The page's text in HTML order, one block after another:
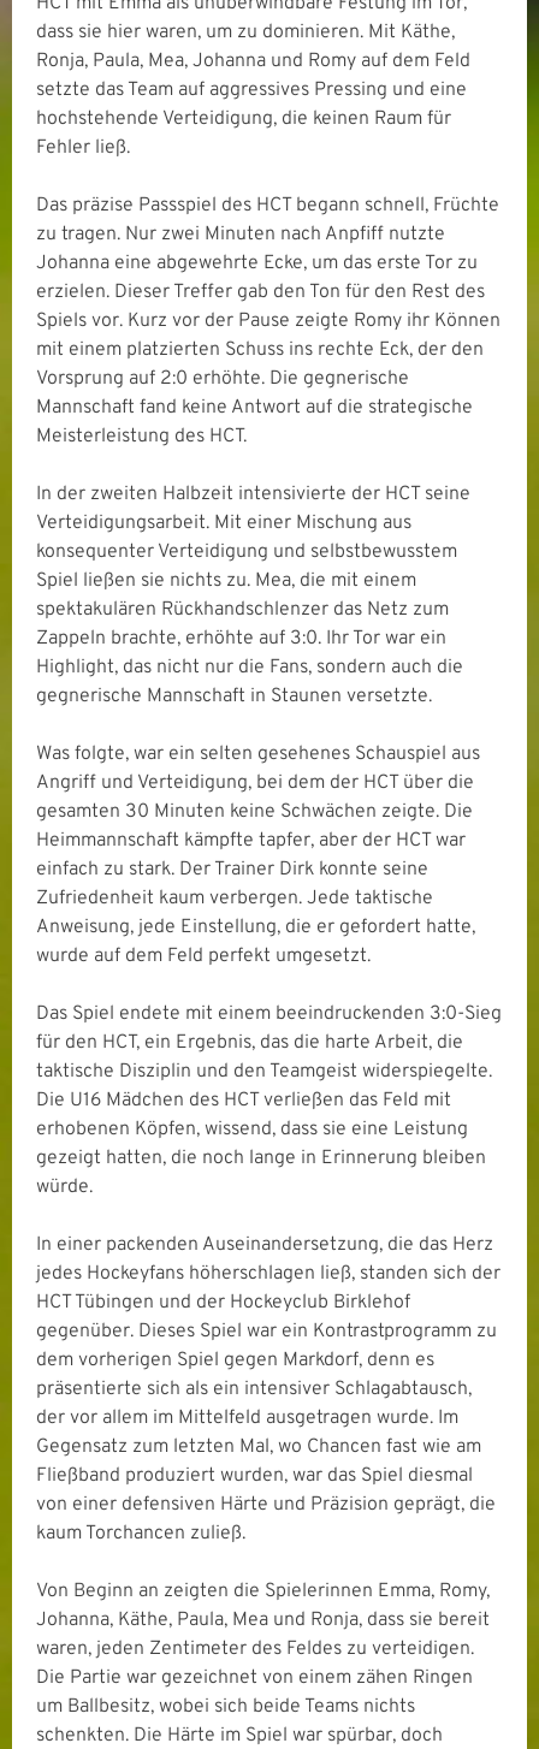
dass sie hier waren, um zu dominieren. Mit Käthe,
Ronja, Paula, Mea, Johanna und Romy auf dem Feld
setzte das Team auf aggressives Pressing und eine
hochstehende Verteidigung, die keinen Raum für
Fehler ließ.
Das präzise Passspiel des HCT begann schnell, Früchte
zu tragen. Nur zwei Minuten nach Anpfiff nutzte
Johanna eine abgewehrte Ecke, um das erste Tor zu
erzielen. Dieser Treffer gab den Ton für den Rest des
Spiels vor. Kurz vor der Pause zeigte Romy ihr Können
mit einem platzierten Schuss ins rechte Eck, der den
Vorsprung auf 2:0 erhöhte. Die gegnerische
Mannschaft fand keine Antwort auf die strategische
Meisterleistung des HCT.
In der zweiten Halbzeit intensivierte der HCT seine
Verteidigungsarbeit. Mit einer Mischung aus
konsequenter Verteidigung und selbstbewusstem
Spiel ließen sie nichts zu. Mea, die mit einem
spektakulären Rückhandschlenzer das Netz zum
Zappeln brachte, erhöhte auf 3:0. Ihr Tor war ein
Highlight, das nicht nur die Fans, sondern auch die
gegnerische Mannschaft in Staunen versetzte.
Was folgte, war ein selten gesehenes Schauspiel aus
Angriff und Verteidigung, bei dem der HCT über die
gesamten 30 Minuten keine Schwächen zeigte. Die
Heimmannschaft kämpfte tapfer, aber der HCT war
einfach zu stark. Der Trainer Dirk konnte seine
Zufriedenheit kaum verbergen. Jede taktische
Anweisung, jede Einstellung, die er gefordert hatte,
wurde auf dem Feld perfekt umgesetzt.
Das Spiel endete mit einem beeindruckenden 3:0-Sieg
für den HCT, ein Ergebnis, das die harte Arbeit, die
taktische Disziplin und den Teamgeist widerspiegelte.
Die U16 Mädchen des HCT verließen das Feld mit
erhobenen Köpfen, wissend, dass sie eine Leistung
gezeigt hatten, die noch lange in Erinnerung bleiben
würde.
In einer packenden Auseinandersetzung, die das Herz
jedes Hockeyfans höherschlagen ließ, standen sich der
HCT Tübingen und der Hockeyclub Birklehof
gegenüber. Dieses Spiel war ein Kontrastprogramm zu
dem vorherigen Spiel gegen Markdorf, denn es
präsentierte sich als ein intensiver Schlagabtausch,
der vor allem im Mittelfeld ausgetragen wurde. Im
Gegensatz zum letzten Mal, wo Chancen fast wie am
Fließband produziert wurden, war das Spiel diesmal
von einer defensiven Härte und Präzision geprägt, die
kaum Torchancen zuließ.
Von Beginn an zeigten die Spielerinnen Emma, Romy,
Johanna, Käthe, Paula, Mea und Ronja, dass sie bereit
waren, jeden Zentimeter des Feldes zu verteidigen.
Die Partie war gezeichnet von einem zähen Ringen
um Ballbesitz, wobei sich beide Teams nichts
schenkten. Die Härte im Spiel war spürbar, doch